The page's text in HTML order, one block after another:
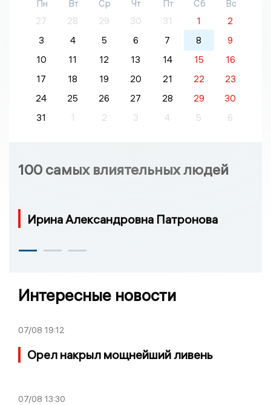
Пн Вт Ср Чт Пт Сб
Вс
27
28 29 30 31 1
2
3
4 5 6 7 8
9
10
11 12 13 14 15
16
17
18 19 20 21 22
23
24
25 26 27 28 29
30
31
1 2 3 4 5 6
100 самых влиятельных людей
Ирина Александровна Патронова
Интересные новости
07/08 19:12
Орел накрыл мощнейший ливень
07/08 13:30